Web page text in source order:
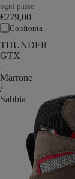
ogni passo
€279,00
Confronta
THUNDER
GTX
-
Marrone
/
Sabbia